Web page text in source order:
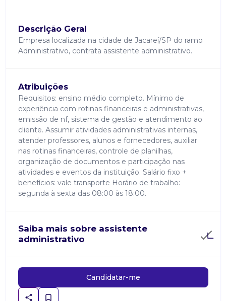
Descrição Geral
Empresa localizada na cidade de Jacareí/SP do ramo
Administrativo, contrata assistente administrativo.
Atribuições
Requisitos: ensino médio completo. Mínimo de
experiência com rotinas financeiras e administrativas,
emissão de nf, sistema de gestão e atendimento ao
cliente. Assumir atividades administrativas internas,
atender professores, alunos e fornecedores, auxiliar
nas rotinas financeiras, controle de planilhas,
organização de documentos e participação nas
atividades e eventos da instituição. Salário fixo +
benefícios: vale transporte Horário de trabalho:
segunda à sexta das 08:00 às 18:00.
Saiba mais sobre assistente
administrativo
Candidatar-me